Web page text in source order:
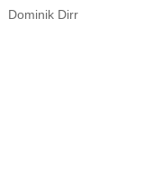
Dominik Dirr